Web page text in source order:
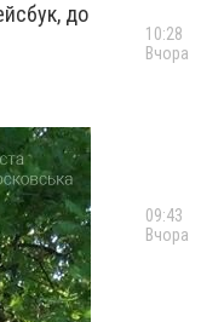
до
10:28
Вчора
09:43
Вчора